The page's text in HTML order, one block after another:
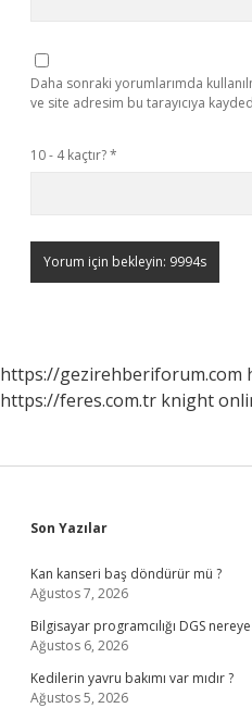
Daha sonraki yorumlarımda
ve site adresim bu tarayıcıya
10 - 4 kaçtır?*
https://gezirehberiforum.com
https://feres.com.tr knight
Sidebar
Son Yazılar
Kan kanseri baş döndürür mü ?
Ağustos 7, 2026
Bilgisayar programcılığı DGS
Ağustos 6, 2026
Kedilerin yavru bakımı var mıdır ?
Ağustos 5, 2026